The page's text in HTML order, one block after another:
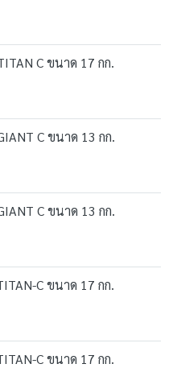
C ขนาด 17 กก.
C ขนาด 13 กก.
C ขนาด 13 กก.
C ขนาด 17 กก.
C ขนาด 17 กก.